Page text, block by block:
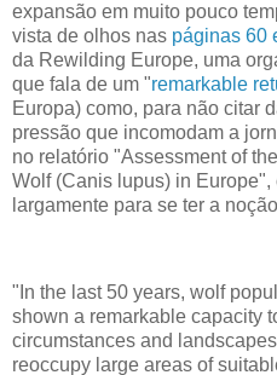
expansão em muito pouco
vista de olhos nas páginas 60
da Rewilding Europe, uma
que fala de um "remarkable
Europa) como, para não citar
pressão que incomodam a
no relatório "Assessment of
Wolf (Canis lupus) in
largamente para se ter a
"In the last 50 years, wolf
shown a remarkable capacity
circumstances and
reoccupy large areas of